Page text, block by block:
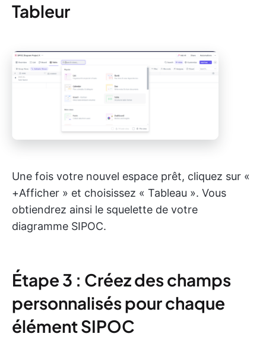
Tableur
Une fois votre nouvel espace prêt, cliquez sur «
+Afficher » et choisissez « Tableau ». Vous
obtiendrez ainsi le squelette de votre
diagramme SIPOC.
Étape 3 : Créez des champs
personnalisés pour chaque
élément SIPOC